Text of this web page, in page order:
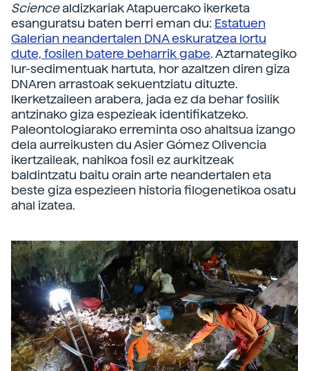
Sciencealdizkariak Atapuercako ikerketa
esanguratsu baten berri eman du: Estatuen
Galerian neandertalen DNA eskuratzea lortu
dute, fosilen batere beharrik gabe. Aztarnategiko
lur-sedimentuak hartuta, hor azaltzen diren giza
DNAren arrastoak sekuentziatu dituzte.
Ikerketzaileen arabera, jada ez da behar fosilik
antzinako giza espezieak identifikatzeko.
Paleontologiarako erreminta oso ahaltsua izango
dela aurreikusten du Asier Gómez Olivencia
ikertzaileak, nahikoa fosil ez aurkitzeak
baldintzatu baitu orain arte neandertalen eta
beste giza espezieen historia filogenetikoa osatu
ahal izatea.